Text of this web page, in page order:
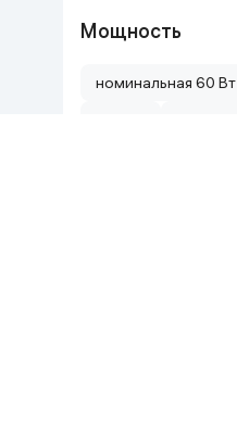
Мощность
номинальная 60 Вт